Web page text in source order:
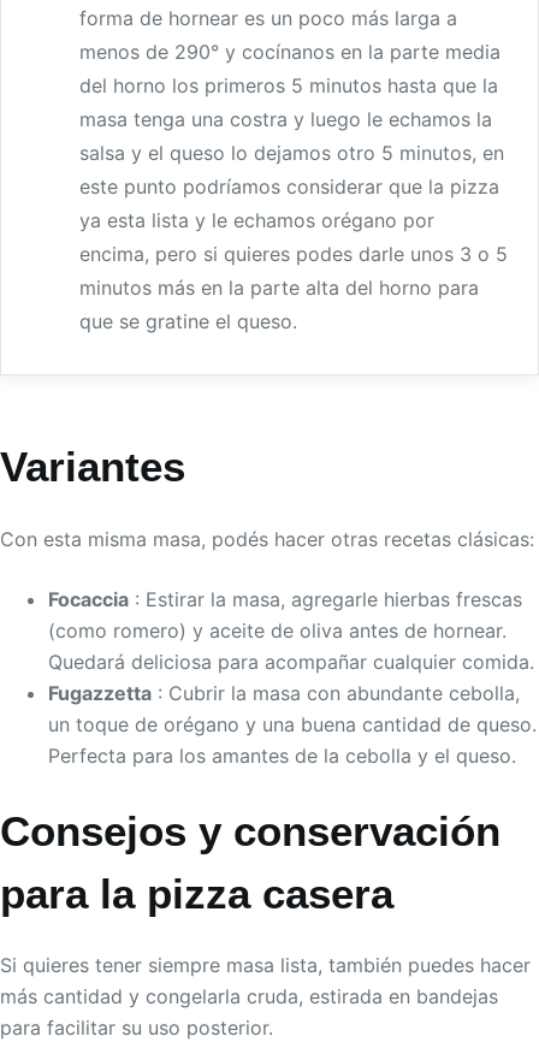
forma de hornear es un poco más larga a
menos de 290° y cocínanos en la parte media
del horno los primeros 5 minutos hasta que la
masa tenga una costra y luego le echamos la
salsa y el queso lo dejamos otro 5 minutos, en
este punto podríamos considerar que la pizza
ya esta lista y le echamos orégano por
encima, pero si quieres podes darle unos 3 o 5
minutos más en la parte alta del horno para
que se gratine el queso.
Variantes
Con esta misma masa, podés hacer otras recetas clásicas:
Focaccia : Estirar la masa, agregarle hierbas frescas
(como romero) y aceite de oliva antes de hornear.
Quedará deliciosa para acompañar cualquier comida.
Fugazzetta : Cubrir la masa con abundante cebolla,
un toque de orégano y una buena cantidad de queso.
Perfecta para los amantes de la cebolla y el queso.
Consejos y conservación
para la pizza casera
Si quieres tener siempre masa lista, también puedes hacer
más cantidad y congelarla cruda, estirada en bandejas
para facilitar su uso posterior.